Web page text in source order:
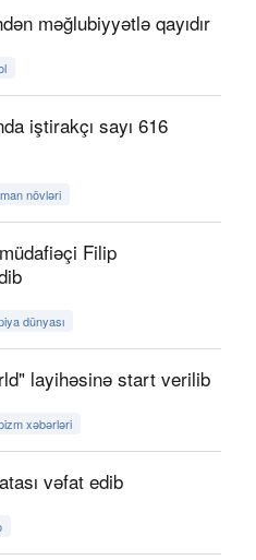
məğlubiyyətlə qayıdır
iştirakçı sayı 616
növləri
Filip
dünyası
layihəsinə start verilib
xəbərləri
vəfat edib